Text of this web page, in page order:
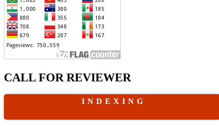
CALL FOR REVIEWER
I N D E X I N G